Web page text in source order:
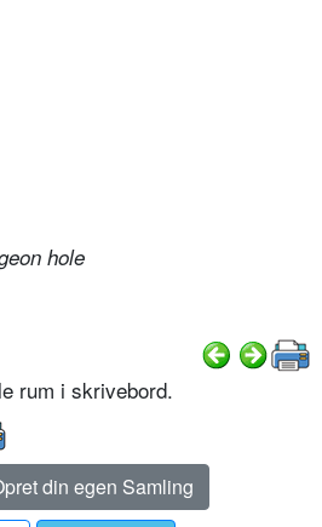
hole
rum i skrivebord.
din egen Samling